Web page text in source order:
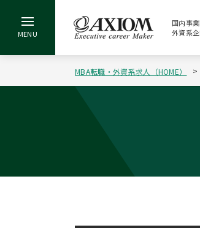
国内事
外資系
MBA転職・外資系求人（HOME）